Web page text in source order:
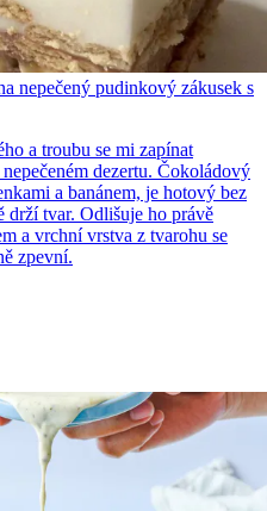
nepečený pudinkový zákusek s
a troubu se mi zapínat
dezertu. Čokoládový
a banánem, je hotový bez
drží tvar. Odlišuje ho právě
a vrchní vrstva z tvarohu se
zpevní.